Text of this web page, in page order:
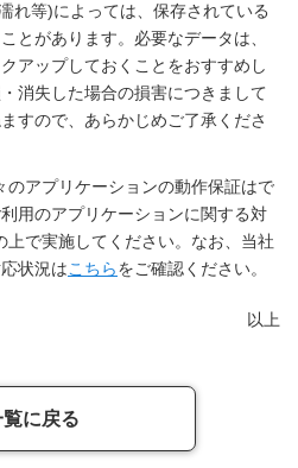
れ等)によっては、保存されている
とがあります。必要なデータは、
アップしておくことをおすすめし
消失した場合の損害につきまして
すので、あらかじめご了承くださ
のアプリケーションの動作保証はで
用のアプリケーションに関する対
上で実施してください。なお、当社
状況はこちらをご確認ください。
以上
覧に戻る